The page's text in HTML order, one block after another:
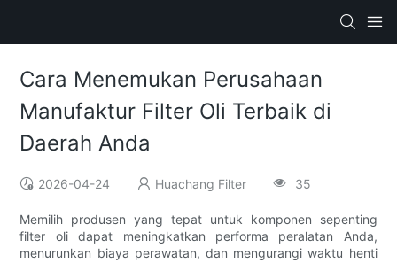
Cara Menemukan Perusahaan
Manufaktur Filter Oli Terbaik di
Daerah Anda
2026-04-24 Huachang Filter 35
Memilih produsen yang tepat untuk komponen sepenting
filter oli dapat meningkatkan performa peralatan Anda,
menurunkan biaya perawatan, dan mengurangi waktu henti